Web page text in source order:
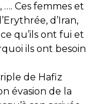
Ces femmes et
d’Iran,
qu’ils ont fui et
ils ont besoin
de Hafiz
évasion de la